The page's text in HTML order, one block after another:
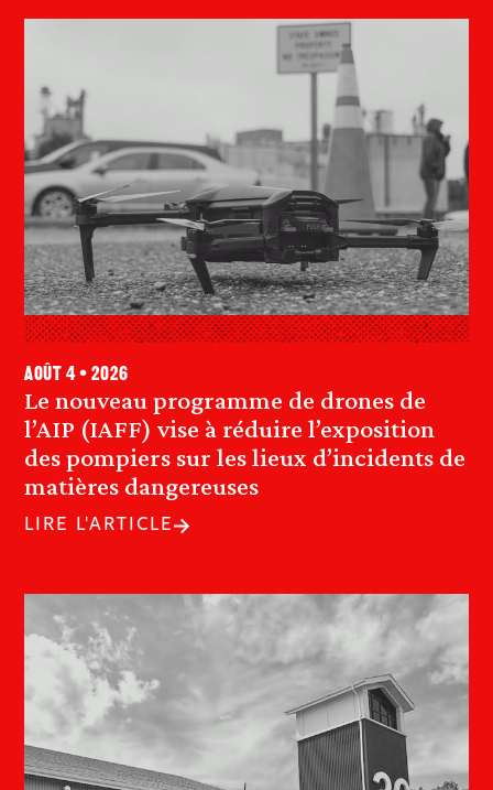
Le nouveau programme de drones de
l’AIP (IAFF) vise à réduire l’exposition
des pompiers sur les lieux d’incidents de
matières dangereuses
août 4 • 2026
LIRE L'ARTICLE